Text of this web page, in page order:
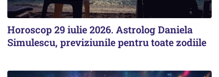
Horoscop 29 iulie 2026. Astrolog Daniela
Simulescu, previziunile pentru toate zodiile